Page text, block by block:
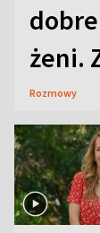
dobre
żeni.
Rozmowy